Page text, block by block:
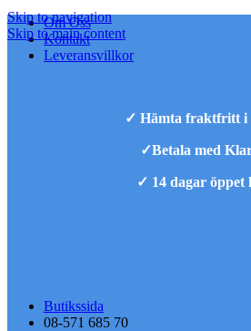
Skip to navigation
Skip to main content
Om Oss
Kontakt
Leveransvillkor
✓ Hämta fraktfritt i
✓Betala med
✓ 14 dagar öppet
Butikssida
08-571 685 70